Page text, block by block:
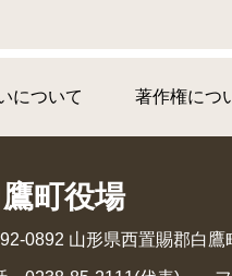
について 著作権につ
町役場
0892 山形県西置賜郡白